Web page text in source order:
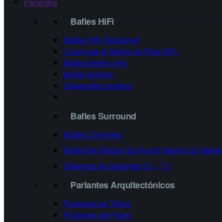
Bafles HiFi
Bafles HiFi Bookshelf
Columnas & Bafles de Piso HiFi.
Bafles diseño slim
Bafles Activos
Subwoofers activos
Bafles Surround
Bafles Centrales
Bafles de Efectos Surround traseros &
Sistemas de parlantes 5.1 - 7.1
Parlantes Arquitectónicos
Parlantes de Techo
Parlantes de Pared